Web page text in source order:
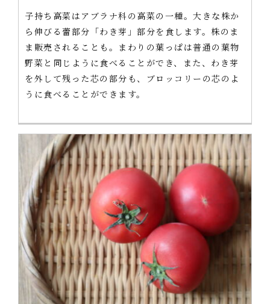
子持ち高菜はアブラナ科の高菜の一種。大きな株か
ら伸びる蕾部分「わき芽」部分を食します。株のま
ま販売されることも。まわりの葉っぱは普通の葉物
野菜と同じように食べることができ、また、わき芽
を外して残った芯の部分も、ブロッコリーの芯のよ
うに食べることができます。